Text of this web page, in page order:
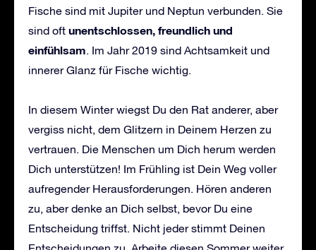
Fische sind mit Jupiter und Neptun verbunden. Sie
sind oft unentschlossen, freundlich und
einfühlsam. Im Jahr 2019 sind Achtsamkeit und
innerer Glanz für Fische wichtig.
In diesem Winter wiegst Du den Rat anderer, aber
vergiss nicht, dem Glitzern in Deinem Herzen zu
vertrauen. Die Menschen um Dich herum werden
Dich unterstützen! Im Frühling ist Dein Weg voller
aufregender Herausforderungen. Hören anderen
zu, aber denke an Dich selbst, bevor Du eine
Entscheidung triffst. Nicht jeder stimmt Deinen